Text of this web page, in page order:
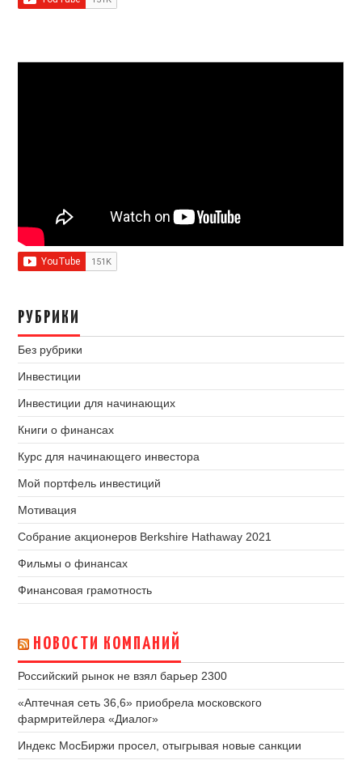
РУБРИКИ
Без рубрики
Инвестиции
Инвестиции для начинающих
Книги о финансах
Курс для начинающего инвестора
Мой портфель инвестиций
Мотивация
Собрание акционеров Berkshire Hathaway 2021
Фильмы о финансах
Финансовая грамотность
НОВОСТИ КОМПАНИЙ
Российский рынок не взял барьер 2300
«Аптечная сеть 36,6» приобрела московского
фармритейлера «Диалог»
Индекс МосБиржи просел, отыгрывая новые санкции